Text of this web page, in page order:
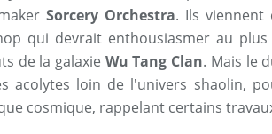
Sorcery Orchestra. Ils
qui devrait enthousiasmer au
de la galaxie Wu Tang Clan. Mais le
acolytes loin de l'univers shaolin,
cosmique, rappelant certains